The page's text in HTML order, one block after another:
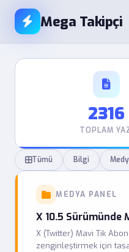
Mega Takipçi
2316
TOPLAM
Tümü Bilgi
MEDYA PANEL
X 10.5 Sürümünde
X (Twitter) Mavi Tik
zenginleştirmek için